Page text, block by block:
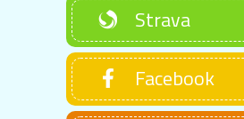
Strava
Facebook